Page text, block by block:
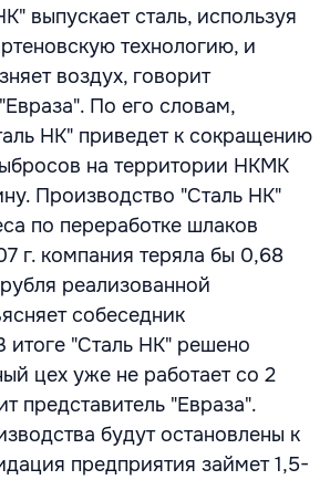
выпускает сталь, используя
технологию, и
воздух, говорит
По его словам,
НК" приведет к сокращению
на территории НКМК
Производство "Сталь НК"
по переработке шлаков
г. компания теряла бы 0,68
реализованной
собеседник
итоге "Сталь НК" решено
цех уже не работает со 2
представитель "Евраза".
будут остановлены к
предприятия займет 1,5-